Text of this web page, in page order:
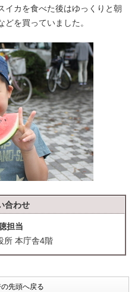
イカを食べた後はゆっくりと朝
を買っていました。
合わせ
担当
所 本庁舎4階
先頭へ戻る